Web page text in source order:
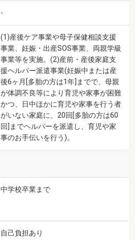
-
(1)産後ケア事業や母子保健相談支援
事業、妊娠・出産SOS事業、両親学級
事業等を実施。(2)産前・産後家庭支
援ヘルパー派遣事業(妊娠中または産
後6ヶ月[多胎の方は1年]までで、母親
が体調不良等により育児や家事が困難
かつ、日中ほかに育児や家事を行う者
がいない家庭に、20回[多胎の方は60
回]までヘルパーを派遣し、育児や家
事のお手伝いを行う)。
中学校卒業まで
自己負担あり